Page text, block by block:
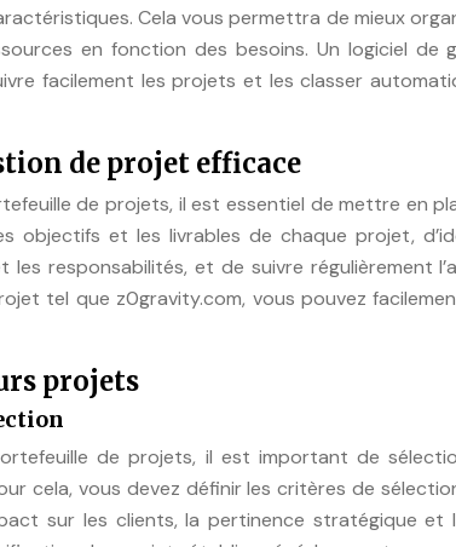
Cela vous permettra de mieux
en fonction des besoins. Un logiciel de
facilement les projets et les classer
de projet efficace
de projets, il est essentiel de mettre en
objectifs et les livrables de chaque projet,
responsabilités, et de suivre régulièrement
tel que z0gravity.com, vous pouvez
projets
de projets, il est important de
cela, vous devez définir les critères de
sur les clients, la pertinence stratégique et